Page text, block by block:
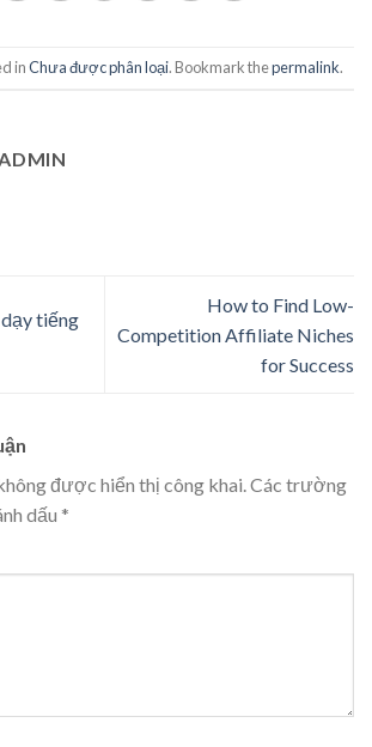
inChưa được phân loại. Bookmark thepermalink.
ADMIN
tiếng
How to Find Low-
Competition Affiliate Niches
for Success
được hiển thị công khai.Các trường
dấu *